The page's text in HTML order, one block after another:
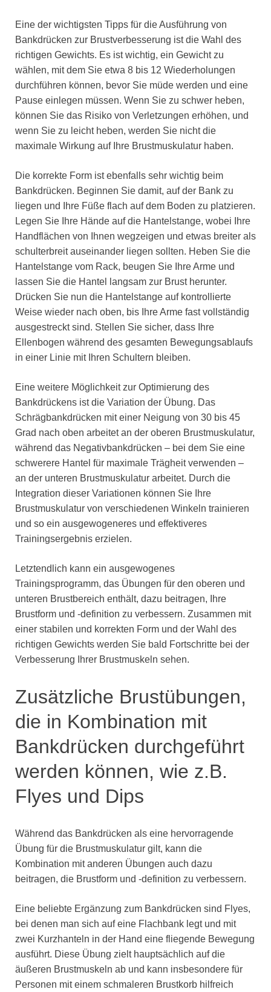
Eine der wichtigsten Tipps für die Ausführung von
Bankdrücken zur Brustverbesserung ist die Wahl des
richtigen Gewichts. Es ist wichtig, ein Gewicht zu
wählen, mit dem Sie etwa 8 bis 12 Wiederholungen
durchführen können, bevor Sie müde werden und eine
Pause einlegen müssen. Wenn Sie zu schwer heben,
können Sie das Risiko von Verletzungen erhöhen, und
wenn Sie zu leicht heben, werden Sie nicht die
maximale Wirkung auf Ihre Brustmuskulatur haben.
Die korrekte Form ist ebenfalls sehr wichtig beim
Bankdrücken. Beginnen Sie damit, auf der Bank zu
liegen und Ihre Füße flach auf dem Boden zu platzieren.
Legen Sie Ihre Hände auf die Hantelstange, wobei Ihre
Handflächen von Ihnen wegzeigen und etwas breiter als
schulterbreit auseinander liegen sollten. Heben Sie die
Hantelstange vom Rack, beugen Sie Ihre Arme und
lassen Sie die Hantel langsam zur Brust herunter.
Drücken Sie nun die Hantelstange auf kontrollierte
Weise wieder nach oben, bis Ihre Arme fast vollständig
ausgestreckt sind. Stellen Sie sicher, dass Ihre
Ellenbogen während des gesamten Bewegungsablaufs
in einer Linie mit Ihren Schultern bleiben.
Eine weitere Möglichkeit zur Optimierung des
Bankdrückens ist die Variation der Übung. Das
Schrägbankdrücken mit einer Neigung von 30 bis 45
Grad nach oben arbeitet an der oberen Brustmuskulatur,
während das Negativbankdrücken – bei dem Sie eine
schwerere Hantel für maximale Trägheit verwenden –
an der unteren Brustmuskulatur arbeitet. Durch die
Integration dieser Variationen können Sie Ihre
Brustmuskulatur von verschiedenen Winkeln trainieren
und so ein ausgewogeneres und effektiveres
Trainingsergebnis erzielen.
Letztendlich kann ein ausgewogenes
Trainingsprogramm, das Übungen für den oberen und
unteren Brustbereich enthält, dazu beitragen, Ihre
Brustform und -definition zu verbessern. Zusammen mit
einer stabilen und korrekten Form und der Wahl des
richtigen Gewichts werden Sie bald Fortschritte bei der
Verbesserung Ihrer Brustmuskeln sehen.
Zusätzliche Brustübungen,
die in Kombination mit
Bankdrücken durchgeführt
werden können, wie z.B.
Flyes und Dips
Während das Bankdrücken als eine hervorragende
Übung für die Brustmuskulatur gilt, kann die
Kombination mit anderen Übungen auch dazu
beitragen, die Brustform und -definition zu verbessern.
Eine beliebte Ergänzung zum Bankdrücken sind Flyes,
bei denen man sich auf eine Flachbank legt und mit
zwei Kurzhanteln in der Hand eine fliegende Bewegung
ausführt. Diese Übung zielt hauptsächlich auf die
äußeren Brustmuskeln ab und kann insbesondere für
Personen mit einem schmaleren Brustkorb hilfreich